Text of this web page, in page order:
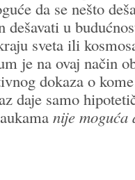
da se nešto
dešavati u
sveta ili
je na ovaj način
dokaza o
daje samo
nije moguća